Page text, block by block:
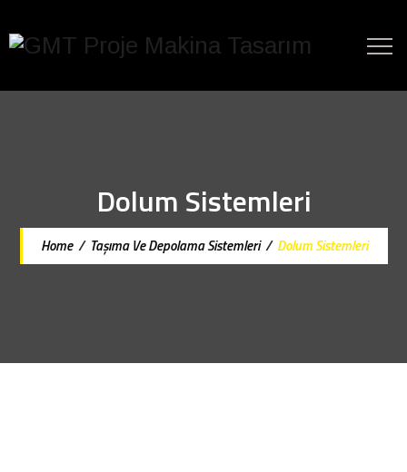
Dolum Sistemleri
Home/ Taşıma Ve Depolama Sistemleri/ Dolum Sistemleri